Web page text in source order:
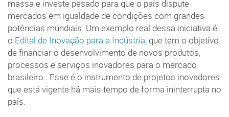
massa e investe pesado para que o país dispute
mercados em igualdade de condições com grandes
potências mundiais. Um exemplo real dessa iniciativa é
o Edital de Inovação para a Indústria, que tem o objetivo
de financiar o desenvolvimento de novos produtos,
processos e serviços inovadores para o mercado
brasileiro. Esse é o instrumento de projetos inovadores
que está vigente há mais tempo de forma ininterrupta no
país.